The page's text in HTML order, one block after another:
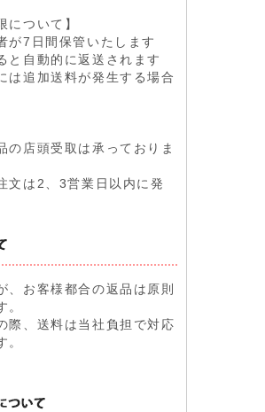
について】
が7日間保管いたします
と自動的に返送されます
は追加送料が発生する場合
の店頭受取は承っておりま
文は2、3営業日以内に発
、お客様都合の返品は原則
。
際、送料は当社負担で対応
。